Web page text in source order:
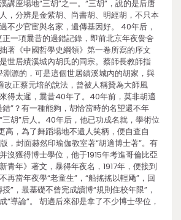
講座場地“三胡”之一。“三胡”，說的是后唐
，分辨是金紫胡、尚書胡、明經胡，不只本
不少官宦與名家，遺傳基因好。 40年后，
一項曩昔的過錯記錄，即前北京年夜黌舍
著《中國哲學史綱領》第一卷所寫的序文
世居績溪城內胡氏的同宗。蔡師長教師指
淵源的，可是這個世居績溪城內的胡家，與
改正蔡元培的說法，曾被人稱贊為大師風
得太遲，曩昔40年了。40年前，莫非胡適
”？有一種能夠，胡恰當時的名望還不年
胡”后人。40年后，他已功成名就，學術位
高，為了舞蹈場地不遺人笑柄，便自查自
，封面赫然印瑜伽教室著“胡適博士著”。有
沒獲得博士學位，他于1915年考進哥倫比亞
青年》著文，暴得年夜名，1917年，便接到
再當年夜學“老童生”，“船搖搖以輕飏”，回
”，最基礎不曾完成讀博“規則住校年限”，
“導論”。 胡適后來卻是拿了不少博士學位，